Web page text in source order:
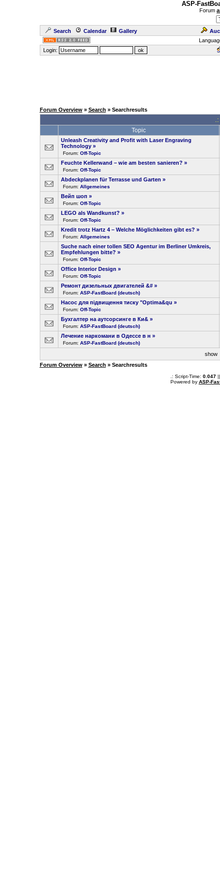
ASP-
Forum
Search Calendar Gallery
Login:
Forum Overview» Search » Searchresults
Topic
Unleash Creativity and Profit with Laser Engraving
Technology »
Forum: Off-Topic
Feuchte Kellerwand – wie am besten sanieren? »
Forum: Off-Topic
Abdeckplanen für Terrasse und Garten »
Forum: Allgemeines
Вейп шоп »
Forum: Off-Topic
LEGO als Wandkunst? »
Forum: Off-Topic
Kredit trotz Hartz 4 – Welche Möglichkeiten gibt es? »
Forum: Allgemeines
Suche nach einer tollen SEO Agentur im Berliner Umkreis,
Empfehlungen bitte? »
Forum: Off-Topic
Office Interior Design »
Forum: Off-Topic
Ремонт дизельных двигателей &# »
Forum: ASP-FastBoard (deutsch)
Насос для підвищення тиску "Optima&qu »
Forum: Off-Topic
Бухгалтер на аутсорсинге в Ки& »
Forum: ASP-FastBoard (deutsch)
Лечение наркомани в Одессе в н »
Forum: ASP-FastBoard (deutsch)
show
Forum Overview» Search » Searchresults
.: Script-Time: 0.047||
Powered by ASP-